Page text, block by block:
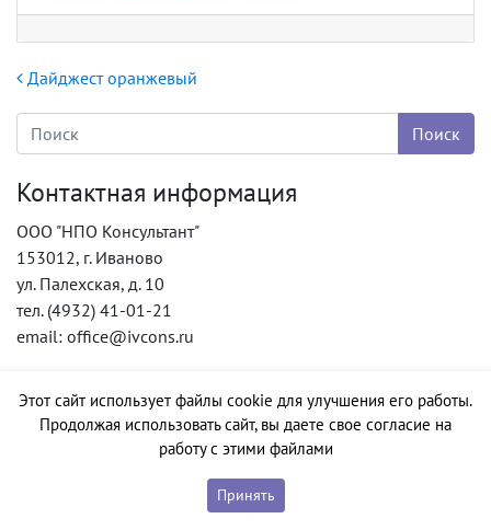
Навигация по записям
Дайджест оранжевый
Контактная информация
ООО "НПО Консультант"
153012, г. Иваново
ул. Палехская, д. 10
тел. (4932) 41-01-21
email: office@ivcons.ru
Этот сайт использует файлы cookie для улучшения его работы.
Продолжая использовать сайт, вы даете свое согласие на
работу с этими файлами
Принять